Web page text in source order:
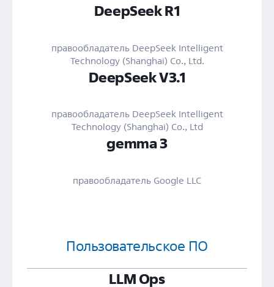
DeepSeek R1
правообладатель DeepSeek Intelligent
Technology (Shanghai) Co., Ltd.
DeepSeek V3.1
правообладатель DeepSeek Intelligent
Technology (Shanghai) Co., Ltd
gemma 3
правообладатель Google LLC
Пользовательское ПО
LLM Ops